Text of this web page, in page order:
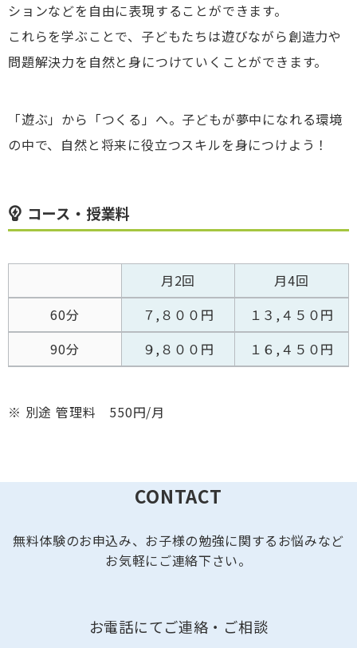
ションなどを自由に表現することができます。
これらを学ぶことで、子どもたちは遊びながら創造力や
問題解決力を自然と身につけていくことができます。
「遊ぶ」から「つくる」へ。子どもが夢中になれる環境
の中で、自然と将来に役立つスキルを身につけよう！
コース・授業料
月2回
月4回
60分
７,８００円
１３,４５０円
90分
９,８００円 １６,４５０円
※ 別途 管理料 550円/月
CONTACT
無料体験のお申込み、お子様の勉強に関するお悩みなど
お気軽にご連絡下さい。
お電話にてご連絡・ご相談